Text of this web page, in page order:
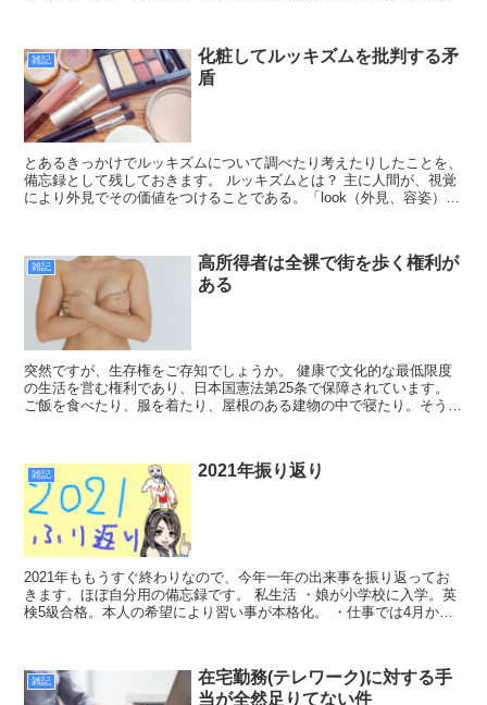
雑記
化粧してルッキズムを批判する矛
盾
とあるきっかけでルッキズムについて調べたり考えたりしたことを、
備忘録として残しておきます。 ルッキズムとは？ 主に人間が、視覚
により外見でその価値をつけることである。「look（外見、容姿）
雑記
高所得者は全裸で街を歩く権利が
ある
突然ですが、生存権をご存知でしょうか。 健康で文化的な最低限度
の生活を営む権利であり、日本国憲法第25条で保障されています。
ご飯を食べたり、服を着たり、屋根のある建物の中で寝たり。そうい
雑記 2021年振り返り
2021年ももうすぐ終わりなので、今年一年の出来事を振り返ってお
きます。ほぼ自分用の備忘録です。 私生活 ・娘が小学校に入学。英
検5級合格。本人の希望により習い事が本格化。 ・仕事では4月から
雑記
在宅勤務(テレワーク)に対する手
当が全然足りてない件